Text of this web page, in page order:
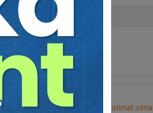
TL
Adresinize herhangi bir teslimat